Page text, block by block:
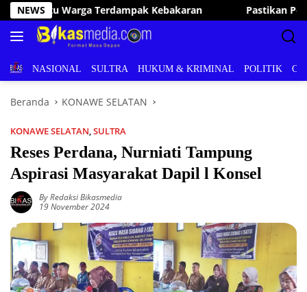
Langsung
ke
konten
NEWSPastikan Pelayanan Publik Optimal, Irham Kalenggo
BERITANASIONAL SULTRA HUKUM & KRIMINAL POLITIK
Beranda KONAWE SELATAN
KONAWE SELATAN,SULTRA
Reses Perdana, Nurniati Tampung
Aspirasi Masyarakat Dapil l Konsel
By Redaksi Bikasmedia
19 November 2024